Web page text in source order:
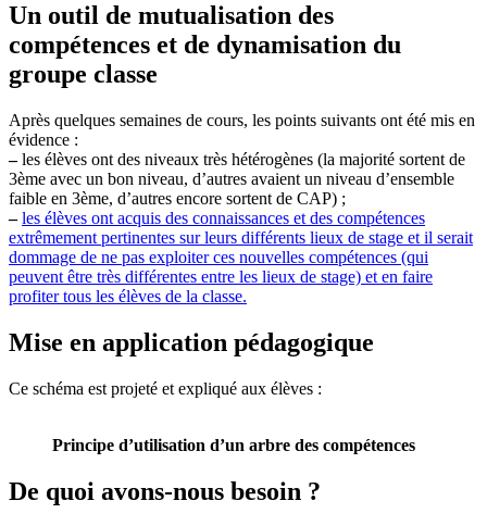
Un outil de mutualisation des
compétences et de dynamisation du
groupe classe
Après quelques semaines de cours, les points suivants ont été mis en
évidence :
–les élèves ont des niveaux très hétérogènes (la majorité sortent de
3ème avec un bon niveau, d’autres avaient un niveau d’ensemble
faible en 3ème, d’autres encore sortent de CAP) ;
– les élèves ont acquis des connaissances et des compétences
extrêmement pertinentes sur leurs différents lieux de stage et il serait
dommage de ne pas exploiter ces nouvelles compétences (qui
peuvent être très différentes entre les lieux de stage) et en faire
profiter tous les élèves de la classe.
Mise en application pédagogique
Ce schéma est projeté et expliqué aux élèves :
Principe d’utilisation d’un arbre des compétences
De quoi avons-nous besoin ?